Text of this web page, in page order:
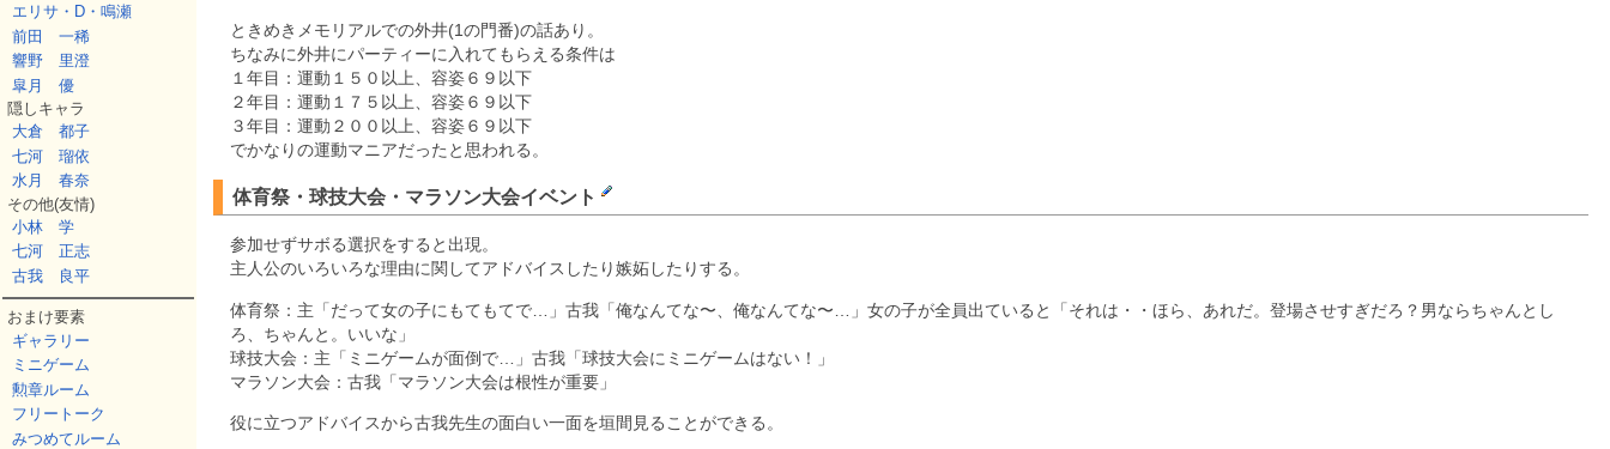
エリサ・D・鳴瀬
前田 一稀
響野 里澄
皐月 優
隠しキャラ
大倉 都子
七河 瑠依
水月 春奈
その他(友情)
小林 学
七河 正志
古我 良平
おまけ要素
ギャラリー
ミニゲーム
勲章ルーム
フリートーク
みつめてルーム
ときめきメモリアルでの外井(1の門番)の話あり。
ちなみに外井にパーティーに入れてもらえる条件は
１年目：運動１５０以上、容姿６９以下
２年目：運動１７５以上、容姿６９以下
３年目：運動２００以上、容姿６９以下
でかなりの運動マニアだったと思われる。
体育祭・球技大会・マラソン大会イベント
参加せずサボる選択をすると出現。
主人公のいろいろな理由に関してアドバイスしたり嫉妬したりする。
体育祭：主「だって女の子にもてもてで…」古我「俺なんてな〜、俺なんてな〜…」女の子が全員出ていると「それは・・ほら、あれだ。登場させすぎだろ？男ならちゃんとし
ろ、ちゃんと。いいな」
球技大会：主「ミニゲームが面倒で…」古我「球技大会にミニゲームはない！」
マラソン大会：古我「マラソン大会は根性が重要」
役に立つアドバイスから古我先生の面白い一面を垣間見ることができる。